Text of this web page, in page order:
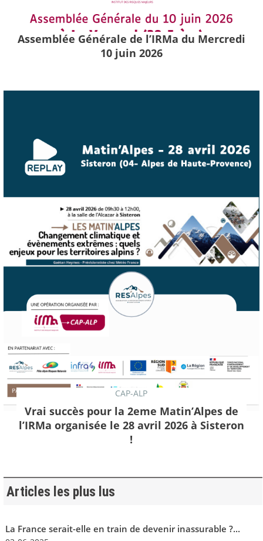
Assemblée Générale de l’IRMa du Mercredi
10 juin 2026
CAP-ALP
Vrai succès pour la 2eme Matin’Alpes de
l’IRMa organisée le 28 avril 2026 à Sisteron
!
Articles les plus lus
La France serait-elle en train de devenir inassurable ?...